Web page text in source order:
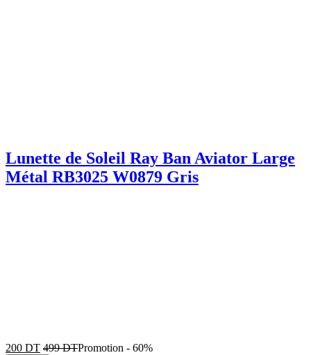
Lunette de Soleil Ray Ban Aviator Large
Métal RB3025 W0879 Gris
200 DT 499DTPromotion - 60%